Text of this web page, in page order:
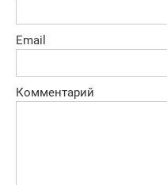
Email
Комментарий